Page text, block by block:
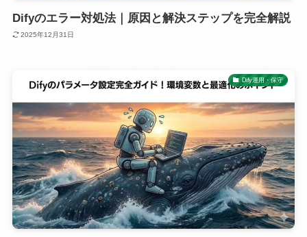
Difyのエラー対処法｜原因と解決ステップを完全解説
2025年12月31日
Dify運用・保守